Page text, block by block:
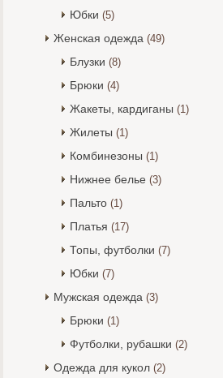
Юбки (5)
Женская одежда (49)
Блузки (8)
Брюки (4)
Жакеты, кардиганы (1)
Жилеты (1)
Комбинезоны (1)
Нижнее белье (3)
Пальто (1)
Платья (17)
Топы, футболки (7)
Юбки (7)
Мужская одежда (3)
Брюки (1)
Футболки, рубашки (2)
Одежда для кукол (2)